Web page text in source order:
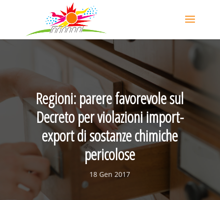
Regioni: parere favorevole sul
Decreto per violazioni import-
export di sostanze chimiche
pericolose
18 Gen 2017